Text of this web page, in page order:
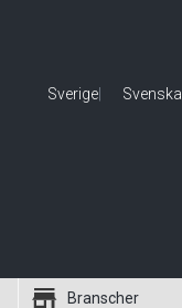
Sverige Svenska
Branscher